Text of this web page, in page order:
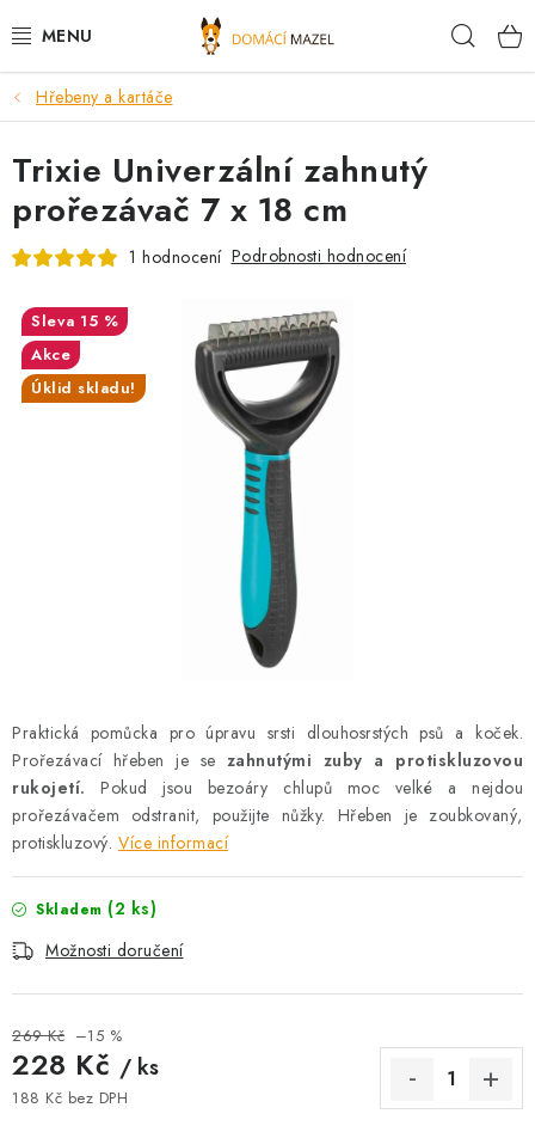
na
DOPORUČUJEME
VÝPRODEJ SKLADU
PSI
KONĚ
HODNOCENÍ OBCHODU
DOPRAVA PO OSTRAVĚ, HLUČÍNĚ A OKOLÍ
Kontakt Možnosti dopravy
Hřebeny a kartáče
Praktická pomůcka pro úpravu srsti dlouhosrstých psů a koček.
Prořezávací hřeben je se zahnutými zuby a protiskluzovou
rukojetí. Pokud jsou bezoáry chlupů moc velké a nejdou
prořezávačem odstranit, použijte nůžky. Hřeben je zoubkovaný,
protiskluzový. Více informací
Skladem (2 ks)
Možnosti doručení
269 Kč –15 %
228 Kč / ks
188 Kč bez DPH
Trixie Univerzální zahnutý
prořezávač 7 x 18 cm
1 hodnocení Podrobnosti hodnocení
15 %
Akce
Úklid skladu!